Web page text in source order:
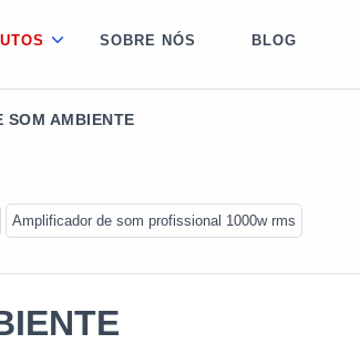
SOBRE NÓS BLOG
SOM AMBIENTE
Amplificador de som profissional 1000w rms